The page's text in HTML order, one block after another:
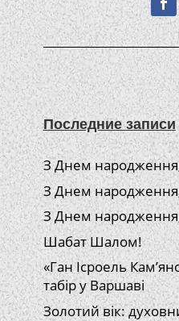
Последние записи
З Днем
З Днем
З Днем
Шабат Шалом!
«Ган Ісроель
табір у Варшаві
Золотий вік: